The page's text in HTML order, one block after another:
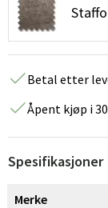
Betal etter
Åpent kjøp i
Spesifikasjoner
Merke